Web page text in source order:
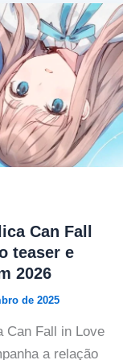
Can Fall
teaser e
2026
de 2025
Can Fall in Love
a relação